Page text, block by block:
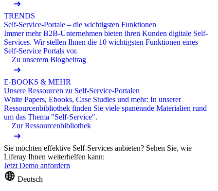
TRENDS
Self-Service-Portale – die wichtigsten Funktionen
Immer mehr B2B-Unternehmen bieten ihren Kunden digitale Self-
Services. Wir stellen Ihnen die 10 wichtigsten Funktionen eines
Self-Service Portals vor.
Zu unserem Blogbeitrag
E-BOOKS & MEHR
Unsere Ressourcen zu Self-Service-Portalen
White Papers, Ebooks, Case Studies und mehr: In unserer
Ressourcenbibliothek finden Sie viele spanennde Materialien rund
um das Thema "Self-Service".
Zur Ressourcenbibliothek
Sie möchten effektive Self-Services anbieten? Sehen Sie, wie
Liferay Ihnen weiterhelfen kann:
Jetzt Demo anfordern
Deutsch